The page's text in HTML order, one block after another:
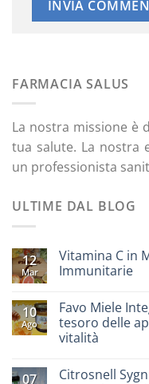
FARMACIA SALUS
La nostra missione è
tua salute. La nostra
un professionista
ULTIME DAL BLOG
12
Mar
Vitamina C in
Immunitarie
10
Ago
Favo Miele
tesoro delle
vitalità
07
Citrosnell